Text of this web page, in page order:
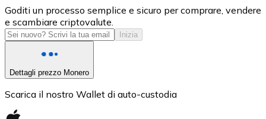
USD Coin
USDC
Goditi un processo semplice e sicuro per comprare, vendere
e scambiare criptovalute.
Inizia
Dettagli prezzo Monero
Scarica il nostro Wallet di auto-custodia